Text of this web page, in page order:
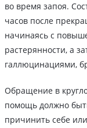
во время запоя.
часов после
начинаясь с
растерянности, а
галлюцинациями,
Обращение в
помощь должно
причинить себе